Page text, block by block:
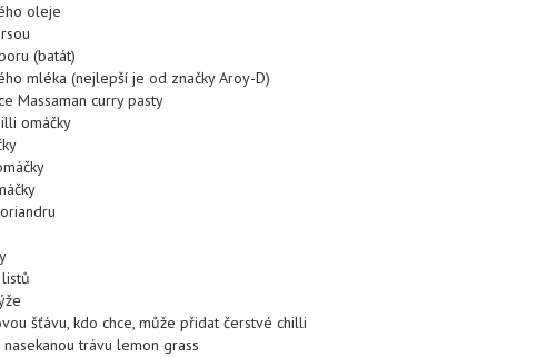
oleje
(batát)
mléka (nejlepší je od značky Aroy-D)
Massaman curry pasty
omáčky
šťávu, kdo chce, může přidat čerstvé chilli
trávu lemon grass